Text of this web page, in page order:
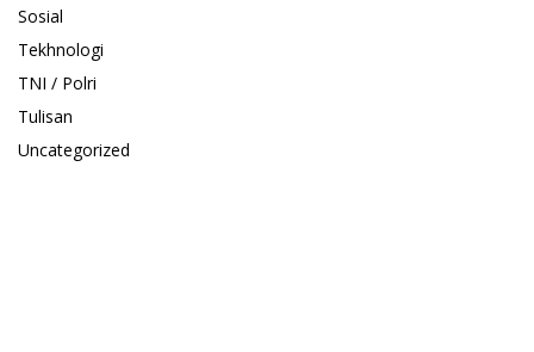
Sosial
Tekhnologi
TNI / Polri
Tulisan
Uncategorized